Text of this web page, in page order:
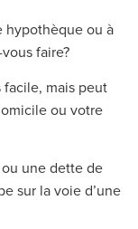
hypothèque ou à
faire?
facile, mais peut
ou votre
une dette de
sur la voie d’une